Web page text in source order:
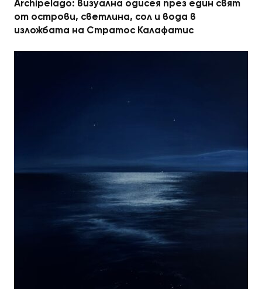
Archipelago: визуална одисея през един свят
от острови, светлина, сол и вода в
изложбата на Стратос Калафатис